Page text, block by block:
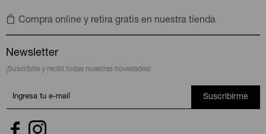
Compra online y retira gratis en nuestra tienda
Newsletter
¡Suscribite y recibí todas nuestras novedades!
Suscribirme
 